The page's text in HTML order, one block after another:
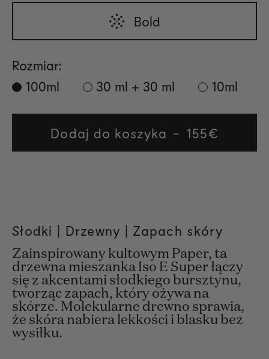
Bold
Rozmiar:
100ml
30 ml + 30 ml 10ml
Dodaj do koszyka
Regular
price
155€
Słodki | Drzewny | Zapach skóry
Zainspirowany kultowym Paper, ta
drzewna mieszanka Iso E Super łączy
się z akcentami słodkiego bursztynu,
tworząc zapach, który ożywa na
skórze. Molekularne drewno sprawia,
że skóra nabiera lekkości i blasku bez
wysiłku.